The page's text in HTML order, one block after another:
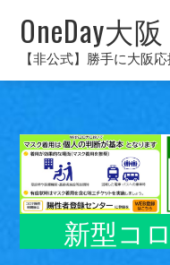
OneDay大阪
【非公式】勝手に大阪
新型コ